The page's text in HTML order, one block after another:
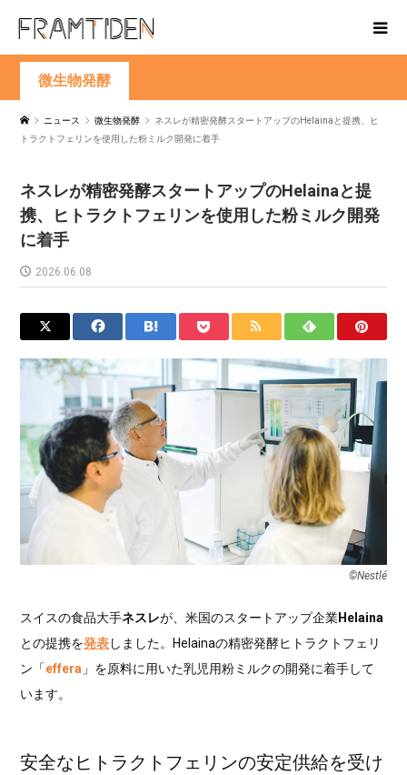
微生物発酵
ニュース 微生物発酵
ネスレが精密発酵スタートアップのHelainaと提携、ヒ
トラクトフェリンを使用した粉ミルク開発に着手
ネスレが精密発酵スタートアップのHelainaと提
携、ヒトラクトフェリンを使用した粉ミルク開発
に着手
2026.06.08
©Nestlé
スイスの食品大手ネスレが、米国のスタートアップ企業Helaina
との提携を発表しました。Helainaの精密発酵ヒトラクトフェリ
ン「effera 」を原料に用いた乳児用粉ミルクの開発に着手して
います。
安全なヒトラクトフェリンの安定供給を受け